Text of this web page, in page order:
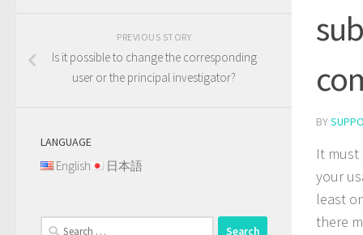
BY
It must
your
least
there
PREVIOUS STORY
Is it possible to change the corresponding
user or the principal investigator?
LANGUAGE
English 日本語
Search